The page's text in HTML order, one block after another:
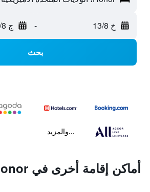
خ 13/8 - ج 14/8
بحث
...والمزيد
أماكن إقامة أخرى في Honor